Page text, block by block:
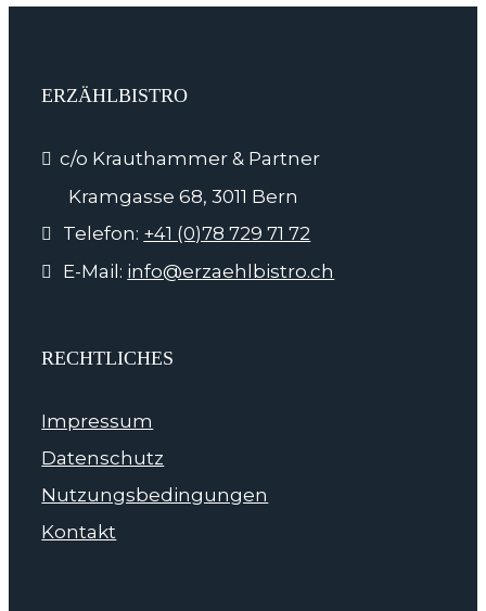
ERZÄHLBISTRO
c/o Krauthammer & Partner
Kramgasse 68, 3011 Bern
Telefon: +41 (0)78 729 71 72
E-Mail: info@erzaehlbistro.ch
RECHTLICHES
Impressum
Datenschutz
Nutzungsbedingungen
Kontakt